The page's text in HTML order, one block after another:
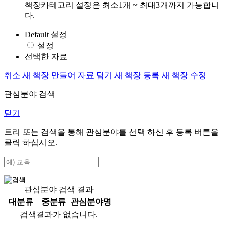
책장카테고리 설정은 최소1개 ~ 최대3개까지 가능합니
다.
Default 설정
설정
선택한 자료
취소 새 책장 만들어 자료 담기 새 책장 등록 새 책장 수정
관심분야 검색
닫기
트리 또는 검색을 통해 관심분야를 선택 하신 후 등록 버튼을
클릭 하십시오.
관심분야 검색 결과
대분류
중분류
관심분야명
검색결과가 없습니다.